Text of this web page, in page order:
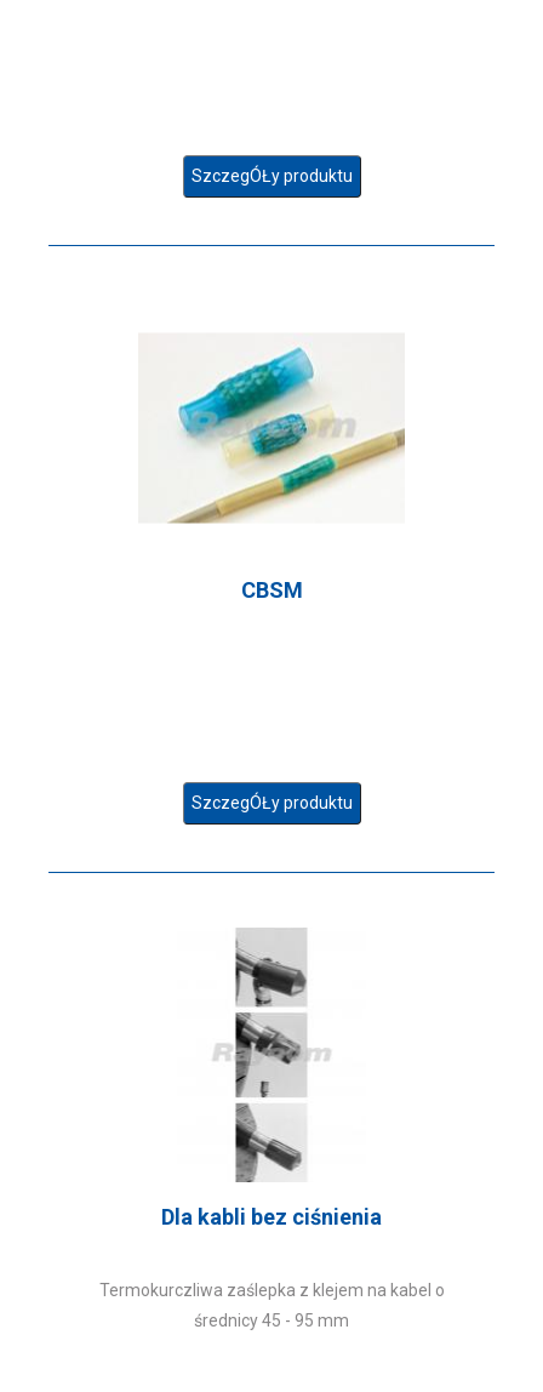
SzczegÓŁy produktu
CBSM
SzczegÓŁy produktu
Dla kabli bez ciśnienia
Termokurczliwa zaślepka z klejem na kabel o
średnicy 45 - 95 mm